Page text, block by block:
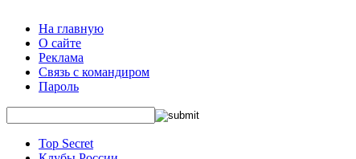
На главную
О сайте
Реклама
Связь с командиром
Пароль
Top Secret